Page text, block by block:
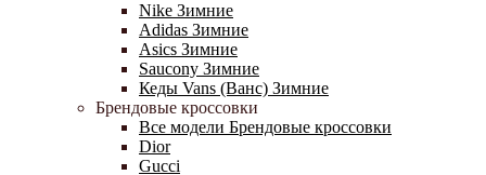
Nike Зимние
Adidas Зимние
Asics Зимние
Saucony Зимние
Кеды Vans (Ванс) Зимние
Брендовые кроссовки
Все модели Брендовые кроссовки
Dior
Gucci